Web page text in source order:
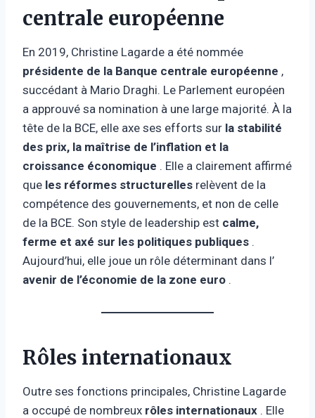
centrale européenne
En 2019, Christine Lagarde a été nommée
présidente de la Banque centrale européenne ,
succédant à Mario Draghi. Le Parlement européen
a approuvé sa nomination à une large majorité. À la
tête de la BCE, elle axe ses efforts sur la stabilité
des prix, la maîtrise de l’inflation et la
croissance économique . Elle a clairement affirmé
que les réformes structurelles relèvent de la
compétence des gouvernements, et non de celle
de la BCE. Son style de leadership est calme,
ferme et axé sur les politiques publiques .
Aujourd’hui, elle joue un rôle déterminant dans l’
avenir de l’économie de la zone euro .
Rôles internationaux
Outre ses fonctions principales, Christine Lagarde
a occupé de nombreux rôles internationaux . Elle